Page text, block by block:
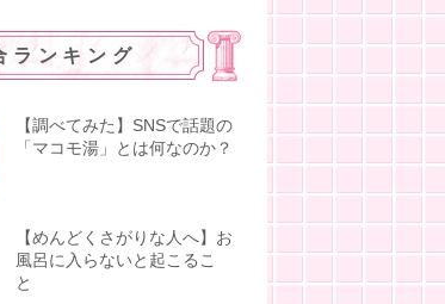
ランキング
【調べてみた】SNSで話題の
「マコモ湯」とは何なのか？
【めんどくさがりな人へ】お
風呂に入らないと起こるこ
と